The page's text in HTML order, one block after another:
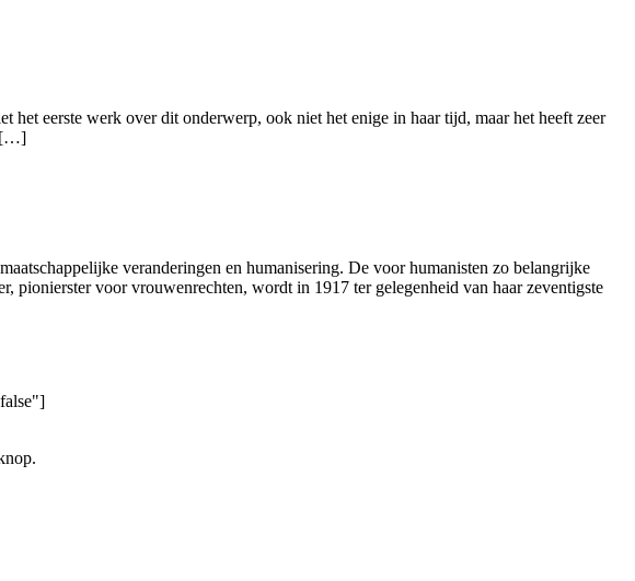
eerste werk over dit onderwerp, ook niet het enige in haar tijd, maar het heeft zeer
[…]
veranderingen en humanisering. De voor humanisten zo belangrijke
voor vrouwenrechten, wordt in 1917 ter gelegenheid van haar zeventigste